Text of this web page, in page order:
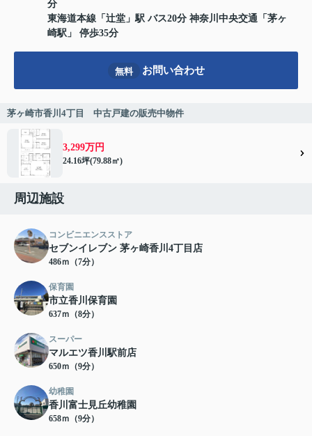
分
東海道本線 「 辻堂 」駅 バス20分 神奈川中央交通「茅ヶ
崎駅」 停歩35分
無料 お問い合わせ
茅ヶ崎市香川4丁目 中古戸建の販売中物件
3,299万円
24.16坪(79.88㎡)
周辺施設
コンビニエンスストア
セブンイレブン 茅ヶ崎香川4丁目店
486ｍ（7分）
保育園
市立香川保育園
637ｍ（8分）
スーパー
マルエツ香川駅前店
650ｍ（9分）
幼稚園
香川富士見丘幼稚園
658ｍ（9分）